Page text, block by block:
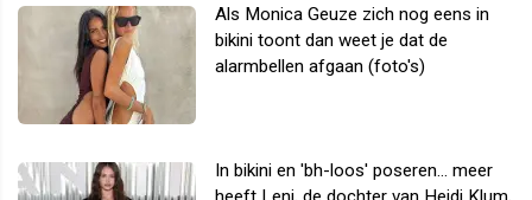
Als Monica Geuze zich nog eens in
bikini toont dan weet je dat de
alarmbellen afgaan (foto's)
In bikini en 'bh-loos' poseren... meer